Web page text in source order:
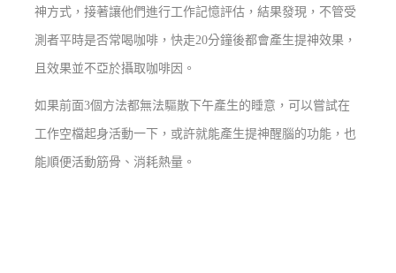
神方式，接著讓他們進行工作記憶評估，結果發現，不管受
測者平時是否常喝咖啡，快走20分鐘後都會產生提神效果，
且效果並不亞於攝取咖啡因。
如果前面3個方法都無法驅散下午產生的睡意，可以嘗試在
工作空檔起身活動一下，或許就能產生提神醒腦的功能，也
能順便活動筋骨、消耗熱量。